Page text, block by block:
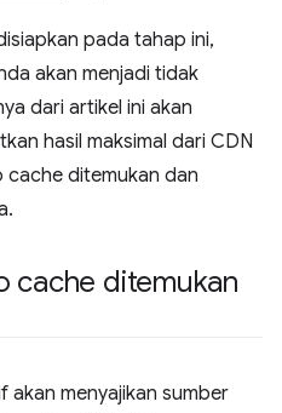
pada tahap ini,
akan menjadi tidak
dari artikel ini akan
hasil maksimal dari CDN
cache ditemukan dan
cache ditemukan
akan menyajikan sumber